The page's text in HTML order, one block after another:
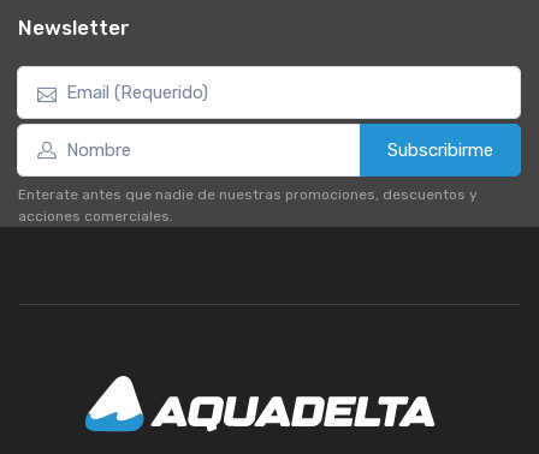
Newsletter
Subscribirme
Enterate antes que nadie de nuestras promociones, descuentos y
acciones comerciales.